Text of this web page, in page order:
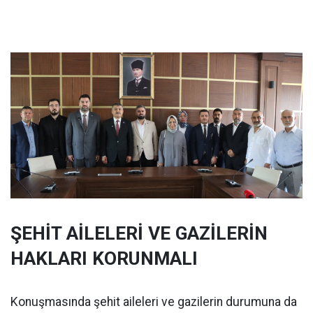
ŞEHİT AİLELERİ VE GAZİLERİN
HAKLARI KORUNMALI
Konuşmasında şehit aileleri ve gazilerin durumuna da